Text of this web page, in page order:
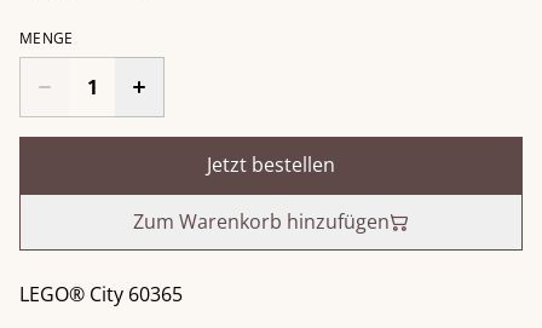
MENGE
Jetzt bestellen
Zum Warenkorb hinzufügen
LEGO® City 60365